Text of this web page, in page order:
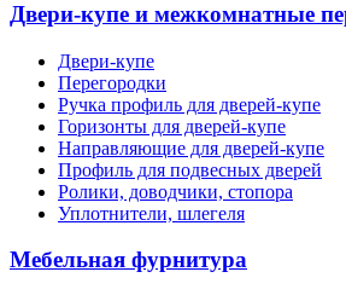
Двери-купе и межкомнатные
Двери-купе
Перегородки
Ручка профиль для дверей-купе
Горизонты для дверей-купе
Направляющие для дверей-купе
Профиль для подвесных дверей
Ролики, доводчики, стопора
Уплотнители, шлегеля
Мебельная фурнитура